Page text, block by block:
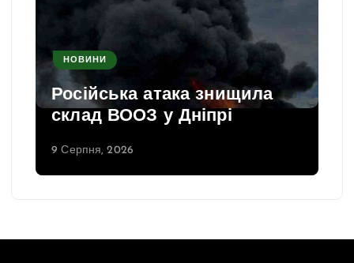
НОВИНИ
Російська атака знищила
склад ВООЗ у Дніпрі
9 Серпня, 2026